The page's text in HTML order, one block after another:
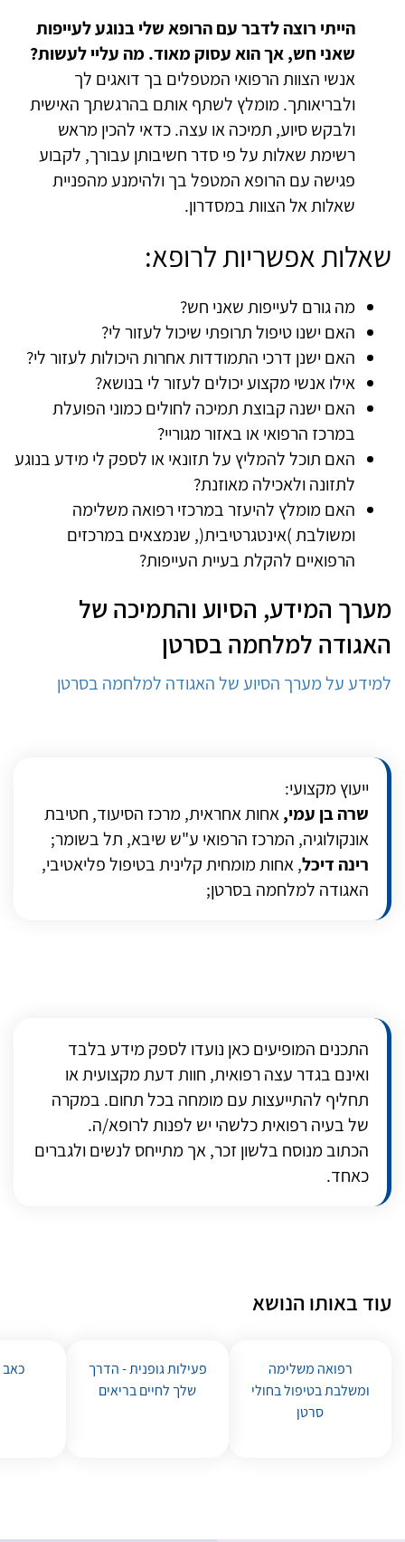
הייתי רוצה לדבר עם הרופא שלי בנוגע לעייפות
שאני חש, אך הוא עסוק מאוד. מה עליי לעשות?
אנשי הצוות הרפואי המטפלים בך דואגים לך
ולבריאותך. מומלץ לשתף אותם בהרגשתך האישית
ולבקש סיוע, תמיכה או עצה. כדאי להכין מראש
רשימת שאלות על פי סדר חשיבותן עבורך, לקבוע
פגישה עם הרופא המטפל בך ולהימנע מהפניית
שאלות אל הצוות במסדרון.
שאלות אפשריות לרופא:
מה גורם לעייפות שאני חש?
האם ישנו טיפול תרופתי שיכול לעזור לי?
האם ישנן דרכי התמודדות אחרות היכולות לעזור לי?
אילו אנשי מקצוע יכולים לעזור לי בנושא?
האם ישנה קבוצת תמיכה לחולים כמוני הפועלת
במרכז הרפואי או באזור מגוריי?
האם תוכל להמליץ על תזונאי או לספק לי מידע בנוגע
לתזונה ולאכילה מאוזנת?
האם מומלץ להיעזר במרכזי רפואה משלימה
ומשולבת )אינטגרטיבית(, שנמצאים במרכזים
הרפואיים להקלת בעיית העייפות?
מערך המידע, הסיוע והתמיכה של
האגודה למלחמה בסרטן
למידע על מערך הסיוע של האגודה למלחמה בסרטן
ייעוץ מקצועי:
שרה בן עמי,אחות אחראית, מרכז הסיעוד, חטיבת
אונקולוגיה, המרכז הרפואי ע"ש שיבא, תל בשומר;
רינה דיכל, אחות מומחית קלינית בטיפול פליאטיבי,
האגודה למלחמה בסרטן;
התכנים המופיעים כאן נועדו לספק מידע בלבד
ואינם בגדר עצה רפואית, חוות דעת מקצועית או
תחליף להתייעצות עם מומחה בכל תחום. במקרה
של בעיה רפואית כלשהי יש לפנות לרופא/ה.
הכתוב מנוסח בלשון זכר, אך מתייחס לנשים ולגברים
כאחד.
עוד באותו הנושא
רפואה משלימה
ומשלבת בטיפול בחולי
סרטן
פעילות גופנית - הדרך
שלך לחיים בריאים
כאב